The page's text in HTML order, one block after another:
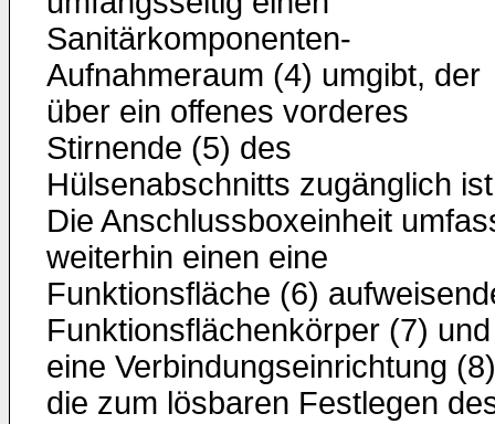
Sanitärkomponenten-
Aufnahmeraum (4) umgibt, der
über ein offenes vorderes
Stirnende (5) des
Hülsenabschnitts zugänglich
Die Anschlussboxeinheit
weiterhin einen eine
Funktionsfläche (6)
Funktionsflächenkörper (7) und
eine Verbindungseinrichtung
die zum lösbaren Festlegen